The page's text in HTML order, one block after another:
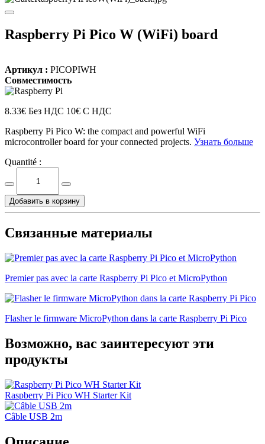
Raspberry Pi Pico W (WiFi) board
Артикул : PICOPIWH
Совместимость
8.33€ Без НДС 10€ С НДС
Raspberry Pi Pico W: the compact and powerful WiFi
microcontroller board for your connected projects. Узнать больше
Quantité :
Добавить в корзину
Связанные материалы
Premier pas avec la carte Raspberry Pi Pico et MicroPython
Flasher le firmware MicroPython dans la carte Raspberry Pi Pico
Возможно, вас заинтересуют эти
продукты
Raspberry Pi Pico WH Starter Kit
Câble USB 2m